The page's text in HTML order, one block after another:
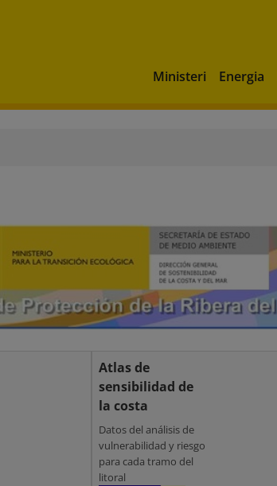
Ministeri Energia
Atlas de
sensibilidad de
la costa
Datos del análisis de
vulnerabilidad y riesgo
para cada tramo del
litoral